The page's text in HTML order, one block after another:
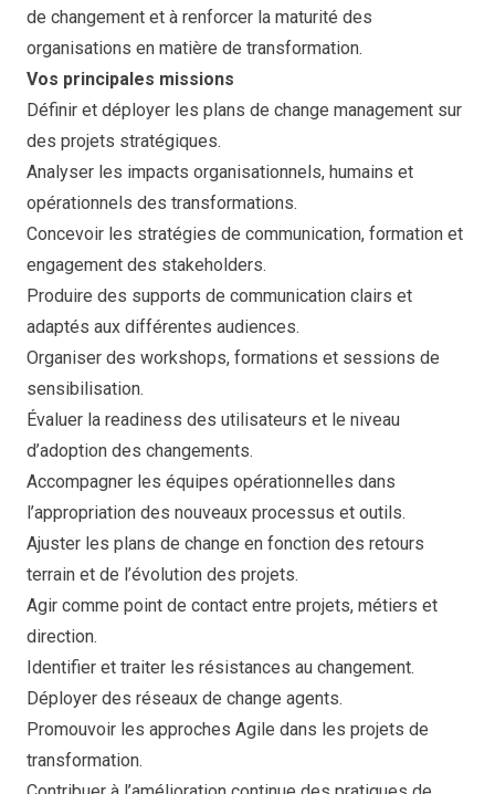
de changement et à renforcer la maturité des
organisations en matière de transformation.
Vos principales missions
Définir et déployer les plans de change management sur
des projets stratégiques.
Analyser les impacts organisationnels, humains et
opérationnels des transformations.
Concevoir les stratégies de communication, formation et
engagement des stakeholders.
Produire des supports de communication clairs et
adaptés aux différentes audiences.
Organiser des workshops, formations et sessions de
sensibilisation.
Évaluer la readiness des utilisateurs et le niveau
d’adoption des changements.
Accompagner les équipes opérationnelles dans
l’appropriation des nouveaux processus et outils.
Ajuster les plans de change en fonction des retours
terrain et de l’évolution des projets.
Agir comme point de contact entre projets, métiers et
direction.
Identifier et traiter les résistances au changement.
Déployer des réseaux de change agents.
Promouvoir les approches Agile dans les projets de
transformation.